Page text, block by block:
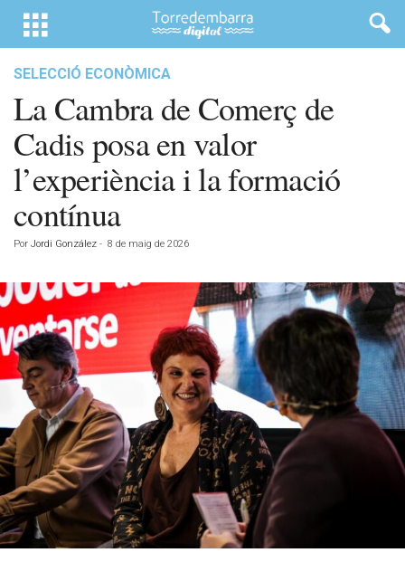
SELECCIÓ ECONÒMICA
La Cambra de Comerç de
Cadis posa en valor
l’experiència i la formació
contínua
Por Jordi González - 8 de maig de 2026